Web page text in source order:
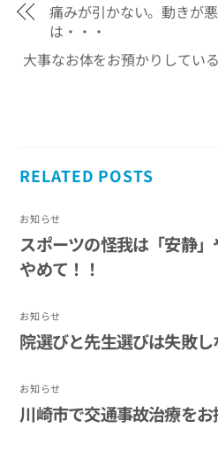
痛みが引かない。動きが
は・・・
大事なお体をお預かりしてい
RELATED POSTS
お知らせ
スポーツの怪我は「安静
やめて！！
お知らせ
院選びと先生選びは失敗し
お知らせ
川崎市で交通事故治療をお